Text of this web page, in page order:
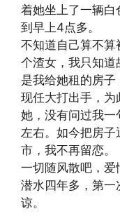
着她坐上了一辆白
到早上4点多。
不知道自己算不
个渣女，我只知
是我给她租的房
现任大打出手，
她，没有问过我
左右。如今把房
市，我不再留恋。
一切随风散吧，爱
潜水四年多，第
谅。